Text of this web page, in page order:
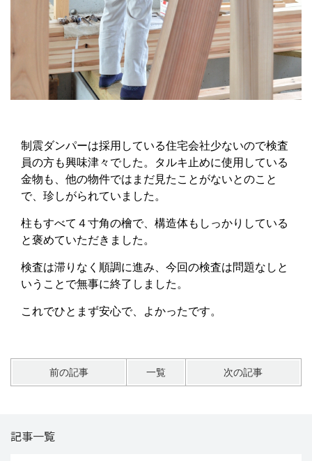
制震ダンパーは採用している住宅会社少ないので検査
員の方も興味津々でした。タルキ止めに使用している
金物も、他の物件ではまだ見たことがないとのこと
で、珍しがられていました。
柱もすべて４寸角の檜で、構造体もしっかりしている
と褒めていただきました。
検査は滞りなく順調に進み、今回の検査は問題なしと
いうことで無事に終了しました。
これでひとまず安心で、よかったです。
前の記事 一覧 次の記事
記事一覧